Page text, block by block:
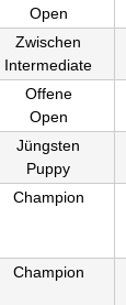
Open
Zwischen
Intermediate
Offene
Open
Jüngsten
Puppy
Champion
Champion